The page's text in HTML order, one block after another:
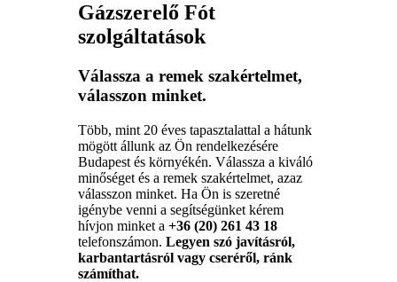
Gázszerelő Fót
szolgáltatások
Válassza a remek szakértelmet,
válasszon minket.
Több, mint 20 éves tapasztalattal a hátunk
mögött állunk az Ön rendelkezésére
Budapest és környékén. Válassza a kiváló
minőséget és a remek szakértelmet, azaz
válasszon minket. Ha Ön is szeretné
igénybe venni a segítségünket kérem
hívjon minket a +36 (20) 261 43 18
telefonszámon. Legyen szó javításról,
karbantartásról vagy cseréről, ránk
számíthat.